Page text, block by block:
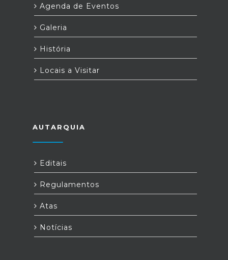
Agenda de Eventos
Galeria
História
Locais a Visitar
AUTARQUIA
Editais
Regulamentos
Atas
Notícias